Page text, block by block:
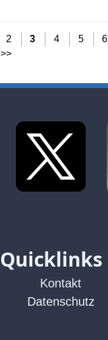
2 3 4 5 6
>>
Quicklinks
Kontakt
Datenschutz